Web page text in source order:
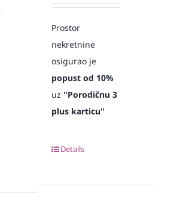
Prostor
nekretnine
osigurao je
popust od 10%
uz"Porodičnu 3
plus karticu"
Details